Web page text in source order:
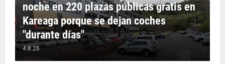
noche en 220 plazas públicas gratis en
Kareaga porque se dejan coches
"durante días"
4.8.26